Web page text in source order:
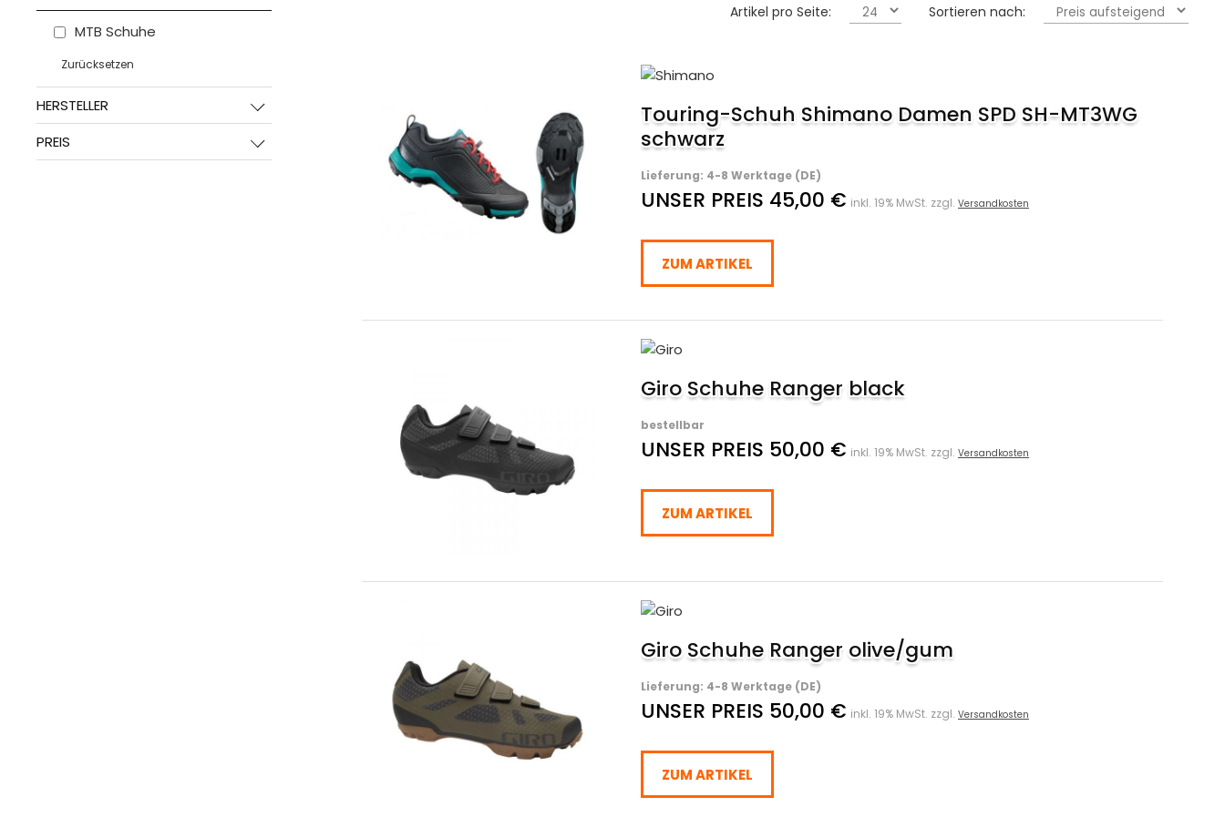
MTB Schuhe
Zurücksetzen
HERSTELLER
PREIS
Sortieren nach:
Artikel pro Seite:
Touring-Schuh Shimano Damen SPD SH-MT3WG
schwarz
Lieferung: 4-8 Werktage (DE)
UNSER PREIS 45,00 € inkl. 19% MwSt. zzgl. Versandkosten
ZUM ARTIKEL
Giro Schuhe Ranger black
bestellbar
UNSER PREIS 50,00 € inkl. 19% MwSt. zzgl. Versandkosten
ZUM ARTIKEL
Giro Schuhe Ranger olive/gum
Lieferung: 4-8 Werktage (DE)
UNSER PREIS 50,00 € inkl. 19% MwSt. zzgl. Versandkosten
ZUM ARTIKEL